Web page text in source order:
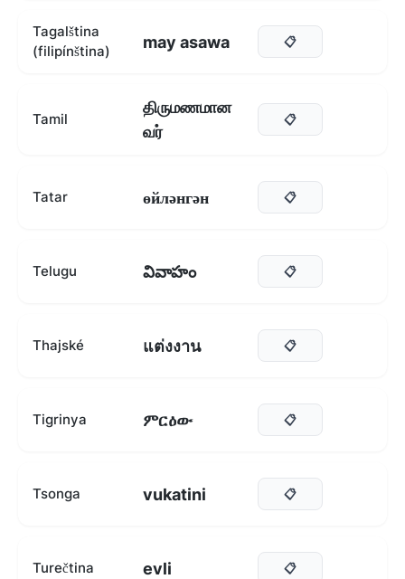
Tagalština
(filipínština)
may asawa 📋
Tamil
திருமணமான
வர்
📋
Tatar өйләнгән 📋
Telugu వివాహం 📋
Thajské แต่งงาน 📋
Tigrinya ምርዕው 📋
Tsonga vukatini 📋
Turečtina evli 📋